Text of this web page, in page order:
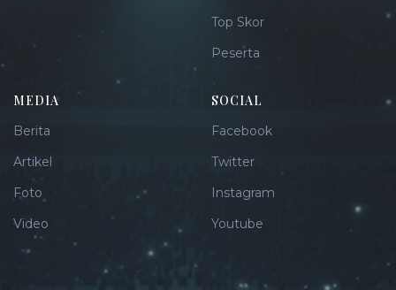
Top Skor
Peserta
MEDIA
Berita
Artikel
Foto
Video
SOCIAL
Facebook
Twitter
Instagram
Youtube